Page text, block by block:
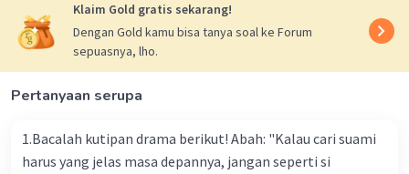
Klaim Gold gratis sekarang!
Dengan Gold kamu bisa tanya soal ke Forum
sepuasnya, lho.
Pertanyaan serupa
1.Bacalah kutipan drama berikut! Abah: "Kalau cari suami
harus yang jelas masa depannya, jangan seperti si